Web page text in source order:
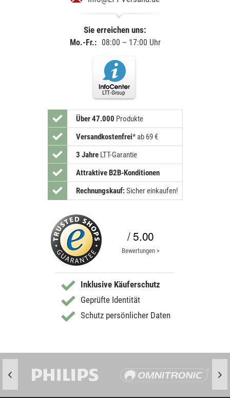
Sie erreichen uns:
Mo.-Fr.: 08:00 – 17:00 Uhr
Über 47.000 Produkte
Versandkostenfrei* ab 69 €
3 JahreLTT-Garantie
Attraktive B2B-Konditionen
Rechnungskauf:Sicher einkaufen!
/ 5.00
Bewertungen >
Inklusive Käuferschutz
Geprüfte Identität
Schutz persönlicher Daten